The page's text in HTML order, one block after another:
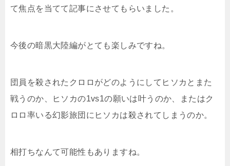
て焦点を当てて記事にさせてもらいました。
今後の暗黒大陸編がとても楽しみですね。
団員を殺されたクロロがどのようにしてヒソカとまた
戦うのか、ヒソカの1vs1の願いは叶うのか、またはク
ロロ率いる幻影旅団にヒソカは殺されてしまうのか。
相打ちなんて可能性もありますね。